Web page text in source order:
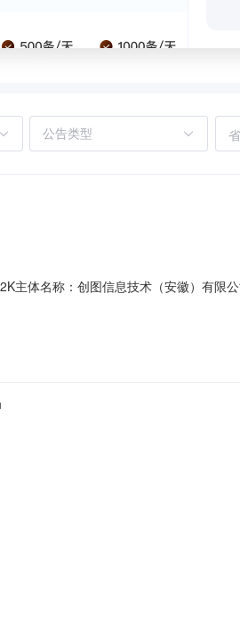
体名称：创图信息技术（安徽）有限
合同工期(天)：540实际工期(天)：